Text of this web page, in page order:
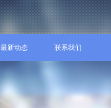
最新动态 联系我们